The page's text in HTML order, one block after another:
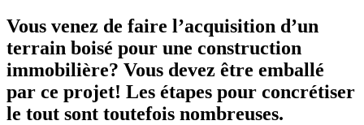
Vous venez de faire l’acquisition d’un
terrain boisé pour une construction
immobilière? Vous devez être emballé
par ce projet! Les étapes pour concrétiser
le tout sont toutefois nombreuses.